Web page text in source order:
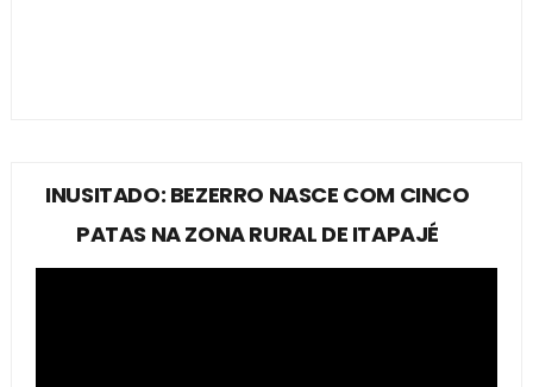
INUSITADO: BEZERRO NASCE COM CINCO
PATAS NA ZONA RURAL DE ITAPAJÉ